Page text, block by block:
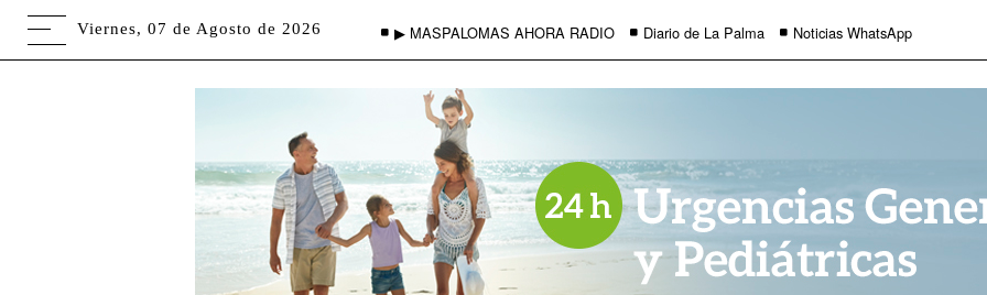
Viernes, 07 de Agosto de 2026 ▶ MASPALOMAS AHORA RADIO Diario de La Palma Noticias WhatsApp